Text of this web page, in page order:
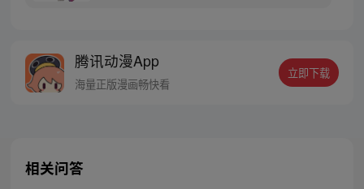
腾讯动漫App
海量正版漫画畅快看
立即下载
相关问答